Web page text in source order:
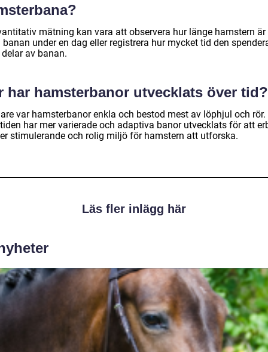
mätning kan vara att observera hur länge hamstern
under en dag eller registrera hur mycket tid den
av banan.
har hamsterbanor utvecklats över tid?
var hamsterbanor enkla och bestod mest av löphjul och rör.
har mer varierade och adaptiva banor utvecklats för att
stimulerande och rolig miljö för hamstern att utforska.
Läs fler inlägg här